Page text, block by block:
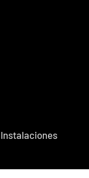
Instalaciones